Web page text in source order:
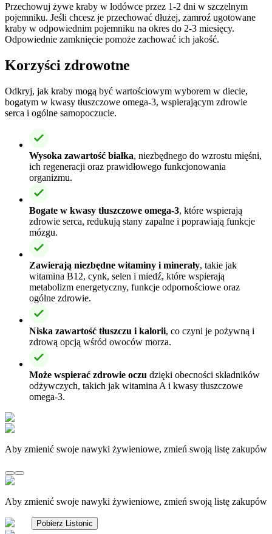
Przechowuj żywe kraby w lodówce przez 1-2 dni w szczelnym
pojemniku. Jeśli chcesz je przechować dłużej, zamroź ugotowane
kraby w odpowiednim pojemniku na okres do 2-3 miesięcy.
Odpowiednie zamknięcie pomoże zachować ich jakość.
Korzyści zdrowotne
Odkryj, jak kraby mogą być wartościowym wyborem w diecie,
bogatym w kwasy tłuszczowe omega-3, wspierającym zdrowie
serca i ogólne samopoczucie.
Wysoka zawartość białka, niezbędnego do wzrostu mięśni,
ich regeneracji oraz prawidłowego funkcjonowania
organizmu.
Bogate w kwasy tłuszczowe omega-3, które wspierają
zdrowie serca, redukują stany zapalne i poprawiają funkcje
mózgu.
Zawierają niezbędne witaminy i minerały, takie jak
witamina B12, cynk, selen i miedź, które wspierają
metabolizm energetyczny, funkcje odpornościowe oraz
ogólne zdrowie.
Niska zawartość tłuszczu i kalorii, co czyni je pożywną i
zdrową opcją wśród owoców morza.
Może wspierać zdrowie oczu dzięki obecności składników
odżywczych, takich jak witamina A i kwasy tłuszczowe
omega-3.
Aby zmienić swoje nawyki żywieniowe, zmień swoją listę zakupów
Aby zmienić swoje nawyki żywieniowe, zmień swoją listę zakupów
Pobierz Listonic